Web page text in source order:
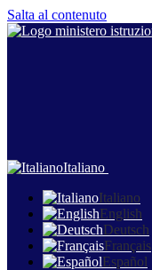
Salta al contenuto
Italiano
Italiano
English
Deutsch
Français
Español